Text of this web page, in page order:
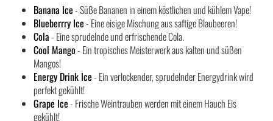
Banana Ice- Süße Bananen in einem köstlichen und kühlem Vape!
Blueberrry Ice- Eine eisige Mischung aus saftige Blaubeeren!
Cola- Eine sprudelnde und erfrischende Cola.
Cool Mango- Ein tropisches Meisterwerk aus kalten und süßen
Mangos!
Energy Drink Ice- Ein verlockender, sprudelnder Energydrink wird
perfekt gekühlt!
Grape Ice- Frische Weintrauben werden mit einem Hauch Eis
gekühlt!